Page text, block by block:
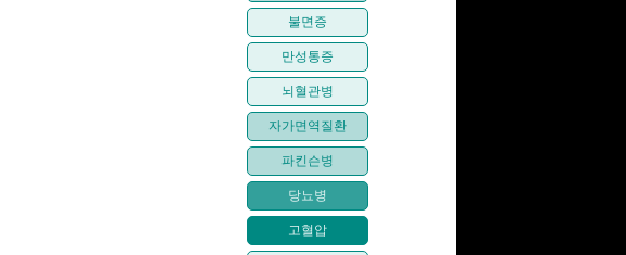
불면증
만성통증
뇌혈관병
자가면역질환
파킨슨병
당뇨병
고혈압